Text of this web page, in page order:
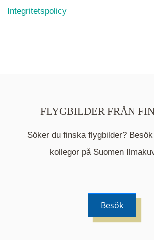
Mappen är en medelpunkt över
kommer nu visa de fastigheter som
Integritetspolicy
FLYGBILDER FRÅN
Söker du finska flygbilder?
kollegor på Suomen
Besök